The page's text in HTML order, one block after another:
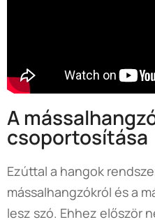
A
csoportosítása
Ezúttal a hangok
mássalhangzókról és a
lesz szó. Ehhez először